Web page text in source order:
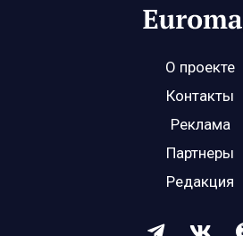
О проекте
Контакты
Реклама
Партнеры
Редакция